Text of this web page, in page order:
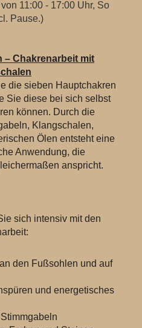
11:00 - 17:00 Uhr, So
Pause.)
– Chakrenarbeit mit
die sieben Hauptchakren
Sie diese bei sich selbst
können. Durch die
Klangschalen,
Ölen entsteht eine
Anwendung, die
anspricht.
sich intensiv mit den
den Fußsohlen und auf
und energetisches